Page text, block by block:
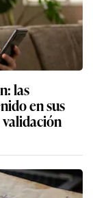
las
en sus